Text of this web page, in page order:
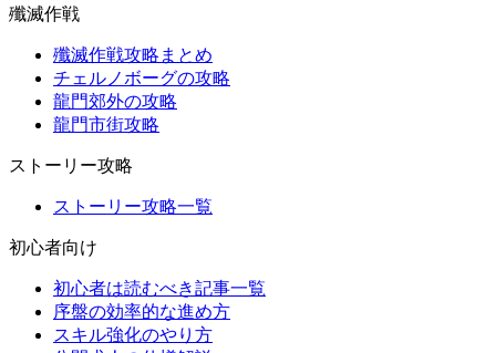
殲滅作戦
殲滅作戦攻略まとめ
チェルノボーグの攻略
龍門郊外の攻略
龍門市街攻略
ストーリー攻略
ストーリー攻略一覧
初心者向け
初心者は読むべき記事一覧
序盤の効率的な進め方
スキル強化のやり方